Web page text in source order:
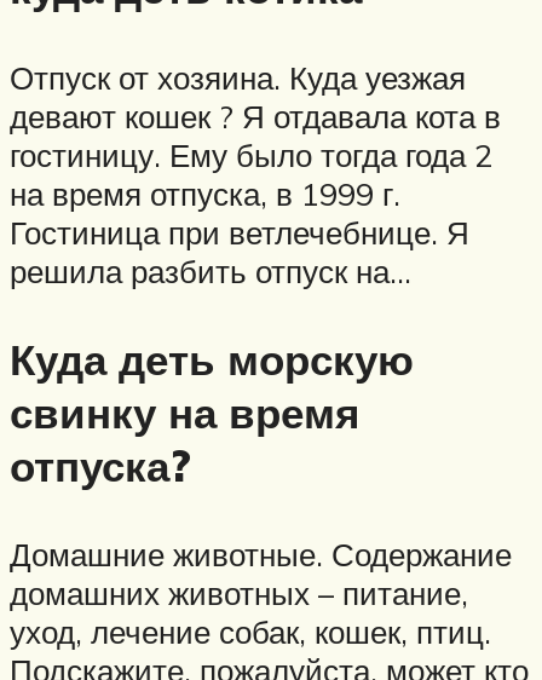
Отпуск от хозяина. Куда уезжая
девают кошек ? Я отдавала кота в
гостиницу. Ему было тогда года 2
на время отпуска, в 1999 г.
Гостиница при ветлечебнице. Я
решила разбить отпуск на…
Куда деть морскую
свинку на время
отпуска?
Домашние животные. Содержание
домашних животных – питание,
уход, лечение собак, кошек, птиц.
Подскажите, пожалуйста, может кто